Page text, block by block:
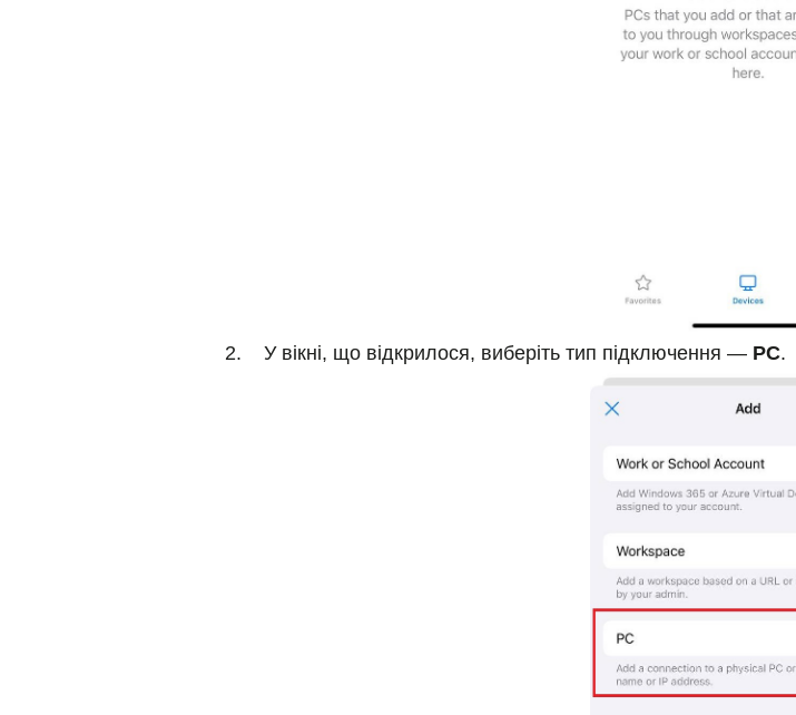
2. У вікні, що відкрилося, виберіть тип підключення — PC.